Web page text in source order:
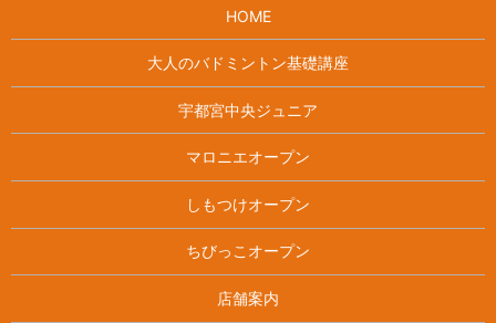
HOME
大人のバドミントン基礎講座
宇都宮中央ジュニア
マロニエオープン
しもつけオープン
ちびっこオープン
店舗案内